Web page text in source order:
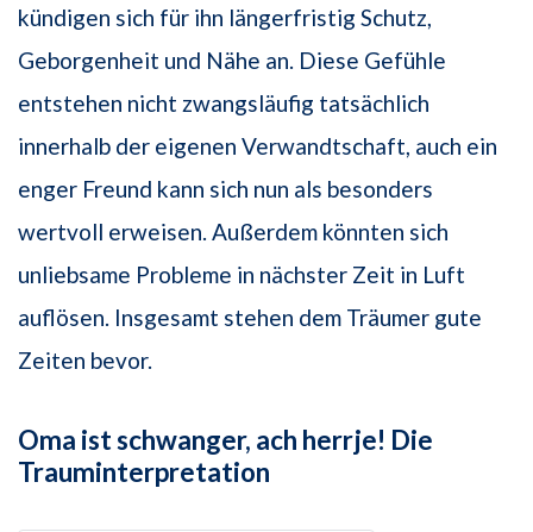
kündigen sich für ihn längerfristig Schutz,
Geborgenheit und Nähe an. Diese Gefühle
entstehen nicht zwangsläufig tatsächlich
innerhalb der eigenen Verwandtschaft, auch ein
enger Freund kann sich nun als besonders
wertvoll erweisen. Außerdem könnten sich
unliebsame Probleme in nächster Zeit in Luft
auflösen. Insgesamt stehen dem Träumer gute
Zeiten bevor.
Oma ist schwanger, ach herrje! Die
Trauminterpretation